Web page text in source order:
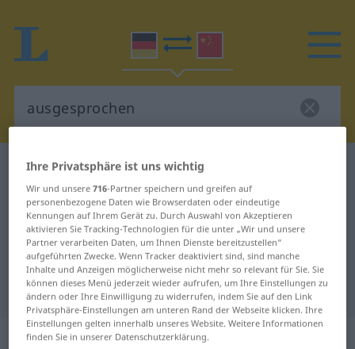
Deutsch-Chinesisch Wörterbuch
Deutsch-Chinesisch Übersetzung
für "ausgesprochen"
"ausgesprochen" Chinesisch
Übersetzung
„ausgesprochen“: Adverb
Ihre Privatsphäre ist uns wichtig
Wir und unsere716-Partner speichern und greifen auf
personenbezogene Daten wie Browserdaten oder eindeutige
Kennungen auf Ihrem Gerät zu. Durch Auswahl von Akzeptieren
aktivieren Sie Tracking-Technologien für die unter „Wir und unsere
Partner verarbeiten Daten, um Ihnen Dienste bereitzustellen“
aufgeführten Zwecke. Wenn Tracker deaktiviert sind, sind manche
Inhalte und Anzeigen möglicherweise nicht mehr so relevant für Sie. Sie
können dieses Menü jederzeit wieder aufrufen, um Ihre Einstellungen zu
ändern oder Ihre Einwilligung zu widerrufen, indem Sie auf den Link
Privatsphäre-Einstellungen am unteren Rand der Webseite klicken. Ihre
Einstellungen gelten innerhalb unseres Website. Weitere Informationen
finden Sie in unserer Datenschutzerklärung.